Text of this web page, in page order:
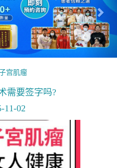
宫肌瘤
需要签字吗?
11-02